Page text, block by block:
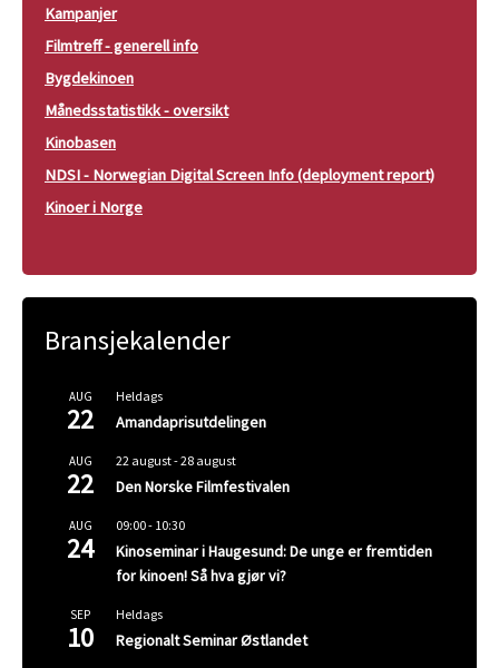
Kampanjer
Filmtreff - generell info
Bygdekinoen
Månedsstatistikk - oversikt
Kinobasen
NDSI - Norwegian Digital Screen Info (deployment report)
Kinoer i Norge
Bransjekalender
AUG
22
Heldags
Amandaprisutdelingen
AUG
22
22 august-28 august
Den Norske Filmfestivalen
AUG
24
09:00- 10:30
Kinoseminar i Haugesund: De unge er fremtiden
for kinoen! Så hva gjør vi?
SEP
10
Heldags
Regionalt Seminar Østlandet